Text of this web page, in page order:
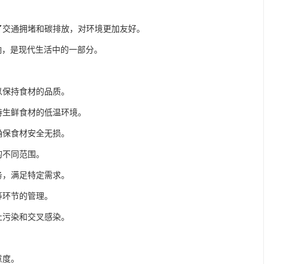
通拥堵和碳排放，对环境更加友好。
是现代生活中的一部分。
持食材的品质。
鲜食材的低温环境。
食材安全无损。
同范围。
满足特定需求。
节的管理。
染和交叉感染。
。